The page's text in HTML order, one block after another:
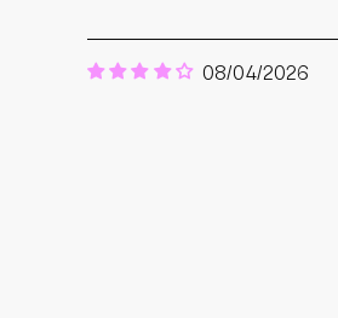
08/04/2026